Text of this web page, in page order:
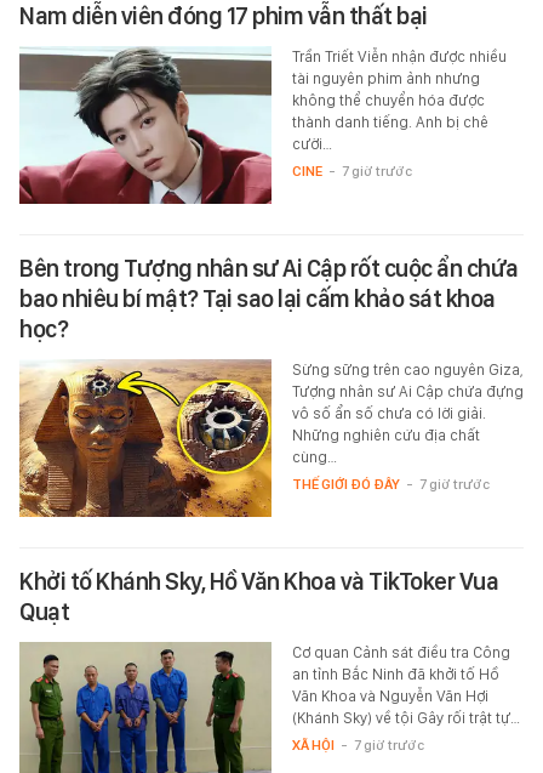
Nam diễn viên đóng 17 phim vẫn thất bại
Trần Triết Viễn nhận được nhiều
tài nguyên phim ảnh nhưng
không thể chuyển hóa được
thành danh tiếng. Anh bị chê
cười…
CINE - 7 giờ trước
Bên trong Tượng nhân sư Ai Cập rốt cuộc ẩn chứa
bao nhiêu bí mật? Tại sao lại cấm khảo sát khoa
học?
Sừng sững trên cao nguyên Giza,
Tượng nhân sư Ai Cập chứa đựng
vô số ẩn số chưa có lời giải.
Những nghiên cứu địa chất
cùng…
THẾ GIỚI ĐÓ ĐÂY - 7 giờ trước
Khởi tố Khánh Sky, Hồ Văn Khoa và TikToker Vua
Quạt
Cơ quan Cảnh sát điều tra Công
an tỉnh Bắc Ninh đã khởi tố Hồ
Văn Khoa và Nguyễn Văn Hợi
(Khánh Sky) về tội Gây rối trật tự…
XÃ HỘI - 7 giờ trước